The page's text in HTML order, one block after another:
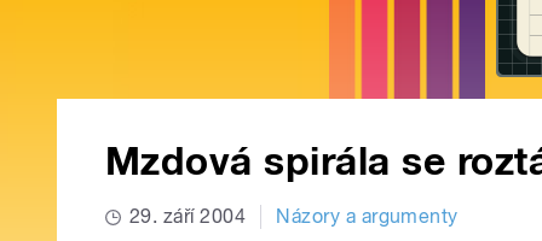
Mzdová spirála se
29. září 2004 Názory a argumenty